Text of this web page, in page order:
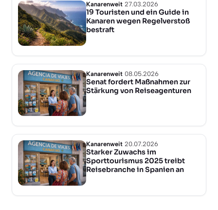
Kanarenweit 27.03.2026
19 Touristen und ein Guide in
Kanaren wegen Regelverstoß
bestraft
Kanarenweit 08.05.2026
Senat fordert Maßnahmen zur
Stärkung von Reiseagenturen
Kanarenweit 20.07.2026
Starker Zuwachs im
Sporttourismus 2025 treibt
Reisebranche in Spanien an